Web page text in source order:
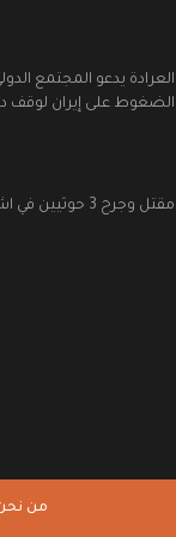
العرادة يدعو المجتمع
الضغوط على إيران لوقف
مقتل وجرح 3 حوثيين في اشتباكات غرب تعز
من